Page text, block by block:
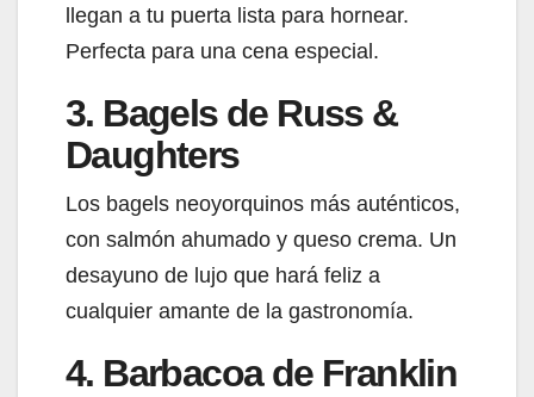
llegan a tu puerta lista para hornear.
Perfecta para una cena especial.
3. Bagels de Russ &
Daughters
Los bagels neoyorquinos más auténticos,
con salmón ahumado y queso crema. Un
desayuno de lujo que hará feliz a
cualquier amante de la gastronomía.
4. Barbacoa de Franklin